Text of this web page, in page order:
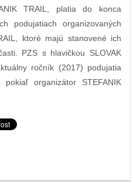
TRAIL, platia do konca
podujatiach organizovaných
ktoré majú stanovené ich
PZS s hlavičkou SLOVAK
ročník (2017) podujatia
organizátor STEFANIK